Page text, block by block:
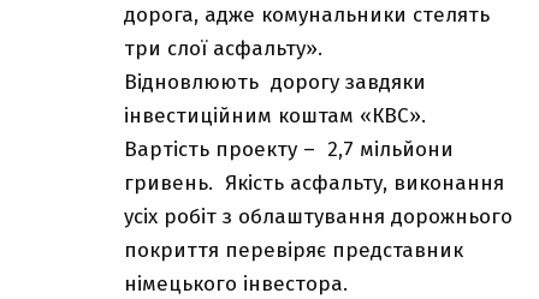
дорога, адже комунальники стелять
три слої асфальту».
Відновлюють дорогу завдяки
інвестиційним коштам «КВС».
Вартість проекту – 2,7 мільйони
гривень. Якість асфальту, виконання
усіх робіт з облаштування дорожнього
покриття перевіряє представник
німецького інвестора.